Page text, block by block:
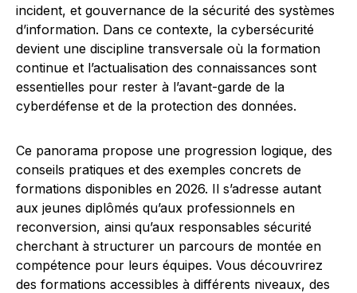
incident, et gouvernance de la sécurité des systèmes
d’information. Dans ce contexte, la cybersécurité
devient une discipline transversale où la formation
continue et l’actualisation des connaissances sont
essentielles pour rester à l’avant-garde de la
cyberdéfense et de la protection des données.
Ce panorama propose une progression logique, des
conseils pratiques et des exemples concrets de
formations disponibles en 2026. Il s’adresse autant
aux jeunes diplômés qu’aux professionnels en
reconversion, ainsi qu’aux responsables sécurité
cherchant à structurer un parcours de montée en
compétence pour leurs équipes. Vous découvrirez
des formations accessibles à différents niveaux, des